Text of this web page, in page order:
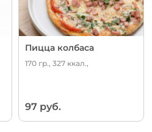
Пицца колбаса
170 гр., 327 ккал.,
97 руб.